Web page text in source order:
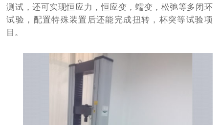
测试，还可实现恒应力，恒应变，蠕变，松弛等多闭环
试验，配置特殊装置后还能完成扭转，杯突等试验项
目。